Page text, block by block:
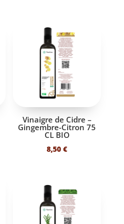
était :
19,40 €.
Vinaigre de Cidre –
Gingembre-Citron 75
CL BIO
8,50€